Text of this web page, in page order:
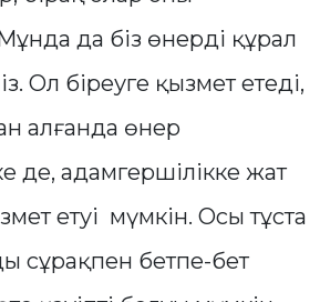
да біз өнерді құрал
Ол біреуге қызмет етеді,
алғанда өнер
де, адамгершілікке жат
етуі мүмкін. Осы тұста
сұрақпен бетпе-бет